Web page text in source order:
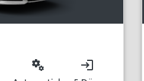
miscellaneous_services login